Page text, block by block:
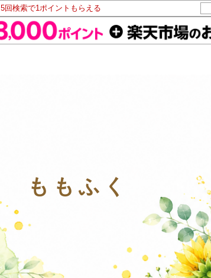
回検索で1ポイントもらえる
ももふく